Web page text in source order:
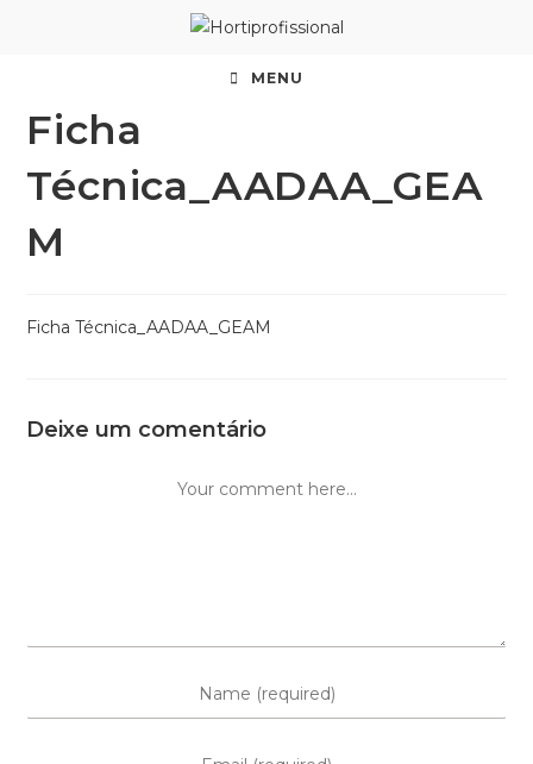
MENU
Ficha
Técnica_AADAA_GEA
M
Ficha Técnica_AADAA_GEAM
Deixe um comentário